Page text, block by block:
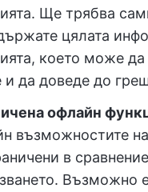
Ще трябва
цялата
което може
и да доведе до
офлайн
възможностите
в
Възможно